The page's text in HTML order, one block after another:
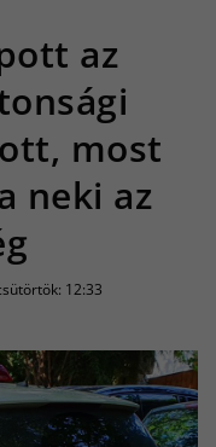
az
most
neki az
12:33